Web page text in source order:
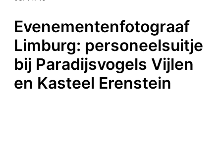
Evenementenfotograaf
Limburg: personeelsuitje
bij Paradijsvogels Vijlen
en Kasteel Erenstein